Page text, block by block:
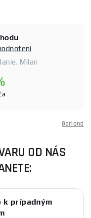
Milan
Garland
OD NÁS
prípadným